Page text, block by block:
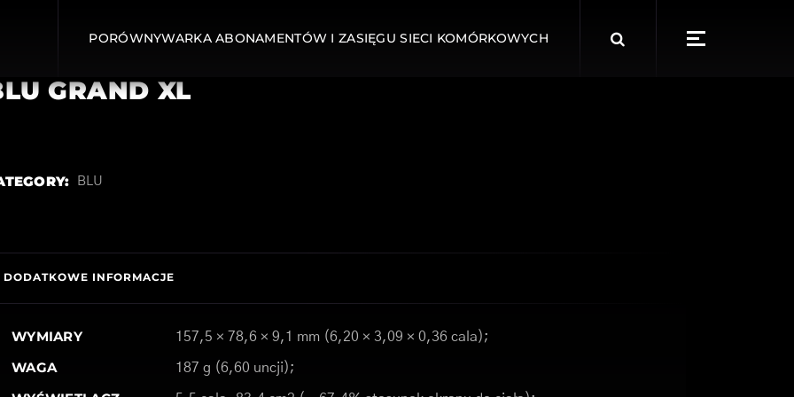
PORÓWNYWARKA ABONAMENTÓW I ZASIĘGU SIECI KOMÓRKOWYCH
for:
GRAND XL
BLU
DODATKOWE INFORMACJE
WYMIARY 157,5 × 78,6 × 9,1 mm (6,20 × 3,09 × 0,36 cala);
WAGA 187 g (6,60 uncji);